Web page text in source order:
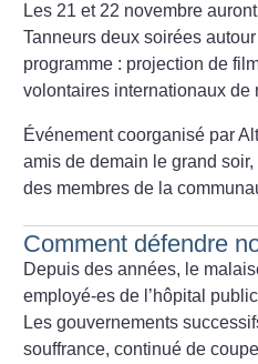
Les 21 et 22 novembre
Tanneurs deux soirées
programme : projection de
volontaires internationaux de
Événement coorganisé par
amis de demain le grand soir,
des membres de la
Comment défendre
Depuis des années, le
employé-es de l’hôpital
Les gouvernements
souffrance, continué de